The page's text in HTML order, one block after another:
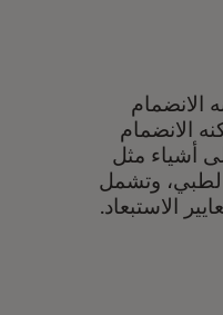
الانضمام
الانضمام
أشياء مثل
الطبي، وتشمل
الاستبعاد.